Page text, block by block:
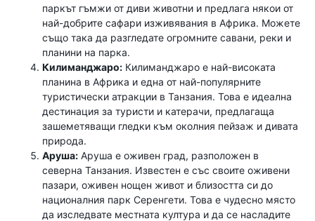
паркът гъмжи от диви животни и предлага някои от
най-добрите сафари изживявания в Африка. Можете
също така да разгледате огромните савани, реки и
планини на парка.
Килиманджаро: Килиманджаро е най-високата
планина в Африка и една от най-популярните
туристически атракции в Танзания. Това е идеална
дестинация за туристи и катерачи, предлагаща
зашеметяващи гледки към околния пейзаж и дивата
природа.
Аруша: Аруша е оживен град, разположен в
северна Танзания. Известен е със своите оживени
пазари, оживен нощен живот и близостта си до
националния парк Серенгети. Това е чудесно място
да изследвате местната култура и да се насладите